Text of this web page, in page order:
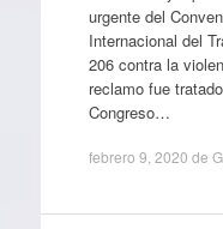
urgente del
Internacional del
206 contra la
reclamo fue
Congreso…
febrero 9, 2020 de